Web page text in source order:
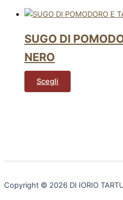
SUGO DI
NERO
Scegli
Copyright © 2026 DI IORIO